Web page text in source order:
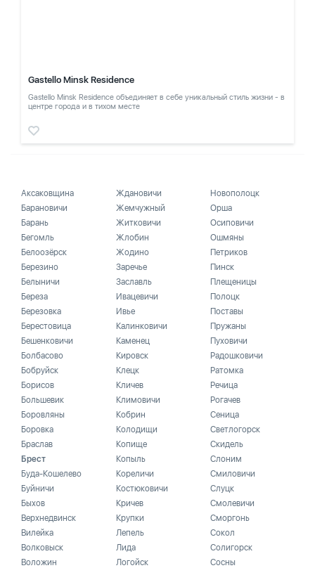
Gastello Minsk Residence
Gastello Minsk Residence объединяет в себе уникальный стиль жизни - в
центре города и в тихом месте
Аксаковщина
Барановичи
Барань
Бегомль
Белоозёрск
Березино
Белыничи
Береза
Березовка
Берестовица
Бешенковичи
Болбасово
Бобруйск
Борисов
Большевик
Боровляны
Боровка
Браслав
Брест
Буда-Кошелево
Буйничи
Быхов
Верхнедвинск
Вилейка
Волковыск
Воложин
Ждановичи
Жемчужный
Житковичи
Жлобин
Жодино
Заречье
Заславль
Ивацевичи
Ивье
Калинковичи
Каменец
Кировск
Клецк
Кличев
Климовичи
Кобрин
Колодищи
Копище
Копыль
Кореличи
Костюковичи
Кричев
Крупки
Лепель
Лида
Логойск
Новополоцк
Орша
Осиповичи
Ошмяны
Петриков
Пинск
Плещеницы
Полоцк
Поставы
Пружаны
Пуховичи
Радошковичи
Ратомка
Речица
Рогачев
Сеница
Светлогорск
Скидель
Слоним
Смиловичи
Слуцк
Смолевичи
Сморгонь
Сокол
Солигорск
Сосны